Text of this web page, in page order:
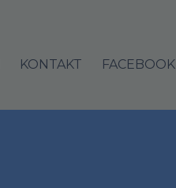
KONTAKT FACEBOOK